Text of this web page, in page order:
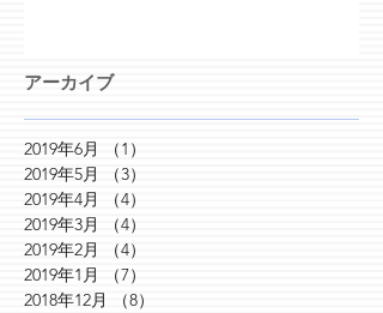
アーカイブ
2019年6月 （1）
2019年5月
（3）
2019年4月
（4）
2019年3月
（4）
2019年2月
（4）
2019年1月
（7）
2018年12月
（8）